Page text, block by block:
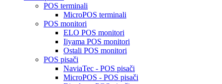
POS terminali
MicroPOS terminali
POS monitori
ELO POS monitori
Iiyama POS monitori
Ostali POS monitori
POS pisači
NaviaTec - POS pisači
MicroPOS - POS pisači